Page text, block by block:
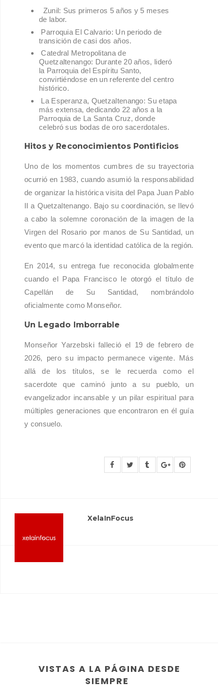
Zunil: Sus primeros 5 años y 5 meses
de labor.
Parroquia El Calvario: Un periodo de
transición de casi dos años.
Catedral Metropolitana de
Quetzaltenango: Durante 20 años, lideró
la Parroquia del Espíritu Santo,
convirtiéndose en un referente del centro
histórico.
La Esperanza, Quetzaltenango: Su etapa
más extensa, dedicando 22 años a la
Parroquia de La Santa Cruz, donde
celebró sus bodas de oro sacerdotales.
Hitos y Reconocimientos Pontificios
Uno de los momentos cumbres de su trayectoria
ocurrió en 1983, cuando asumió la responsabilidad
de organizar la histórica visita del Papa Juan Pablo
II a Quetzaltenango. Bajo su coordinación, se llevó
a cabo la solemne coronación de la imagen de la
Virgen del Rosario por manos de Su Santidad, un
evento que marcó la identidad católica de la región.
En 2014, su entrega fue reconocida globalmente
cuando el Papa Francisco le otorgó el título de
Capellán de Su Santidad, nombrándolo
oficialmente como Monseñor.
Un Legado Imborrable
Monseñor Yarzebski falleció el 19 de febrero de
2026, pero su impacto permanece vigente. Más
allá de los títulos, se le recuerda como el
sacerdote que caminó junto a su pueblo, un
evangelizador incansable y un pilar espiritual para
múltiples generaciones que encontraron en él guía
y consuelo.
XelaInFocus
VISTAS A LA PÁGINA DESDE
SIEMPRE